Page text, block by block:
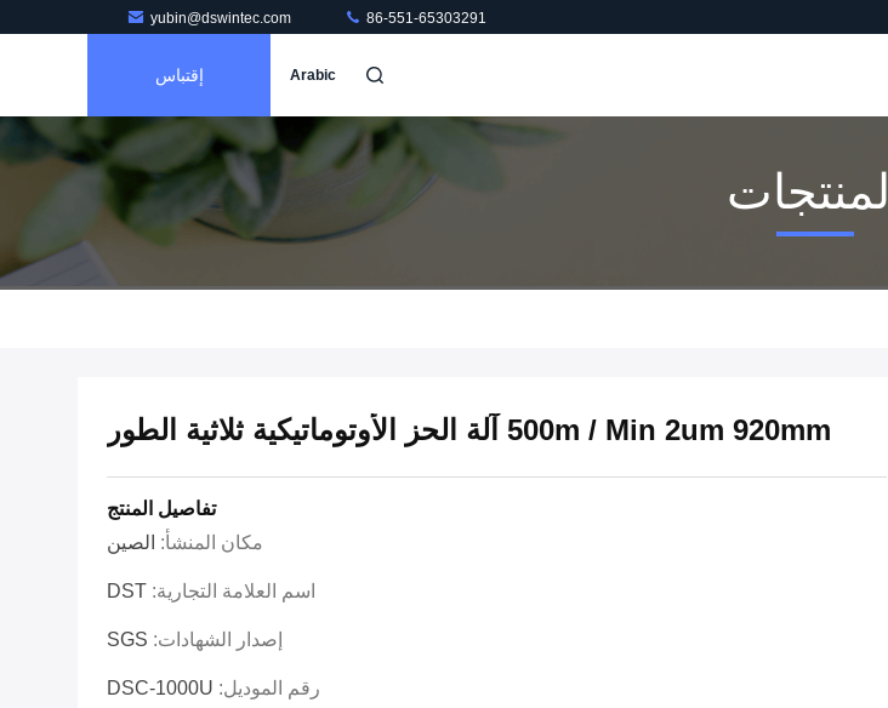
yubin@dswintec.com 86-551-65303291
Arabic إقتباس
المنتجات
500m / Min 2um 920mm آلة الحز الأوتوماتيكية ثلاثية الطور
تفاصيل المنتج
مكان المنشأ: الصين
اسم العلامة التجارية: DST
إصدار الشهادات: SGS
رقم الموديل: DSC-1000U